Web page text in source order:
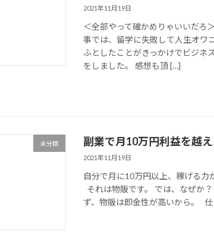
2021年11月19日
＜全部やって確かめりゃいいだろ
事では、留学に失敗して人生オワ
ふとしたことがきっかけでビジネ
をしました。 感想も頂 […]
未分類 副業で月10万円利益を越
2021年11月19日
自分で月に10万円以上、稼げる力
それは物販です。 では、なぜか
ず、物販は即金性が高いから。